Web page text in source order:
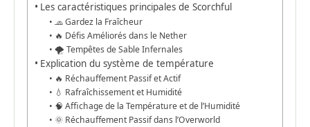
Les caractéristiques principales de Scorchful
🧢 Gardez la Fraîcheur
🔥 Défis Améliorés dans le Nether
🌪️ Tempêtes de Sable Infernales
Explication du système de température
🔥 Réchauffement Passif et Actif
💧 Rafraîchissement et Humidité
🧠 Affichage de la Température et de l’Humidité
🌞 Réchauffement Passif dans l’Overworld